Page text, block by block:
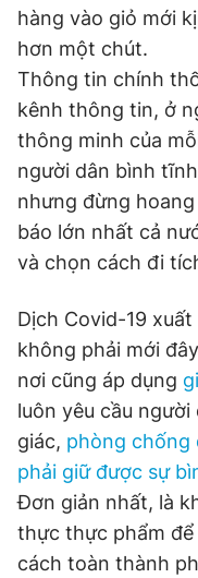
hàng vào giỏ mới
hơn một chút.
Thông tin chính
kênh thông tin, ở
thông minh của
người dân bình
nhưng đừng
báo lớn nhất cả
và chọn cách đi
Dịch Covid-19
không phải mới
nơi cũng áp dụng
luôn yêu cầu
giác, phòng chống
phải giữ được sự
Đơn giản nhất, là
thực thực phẩm
cách toàn thành